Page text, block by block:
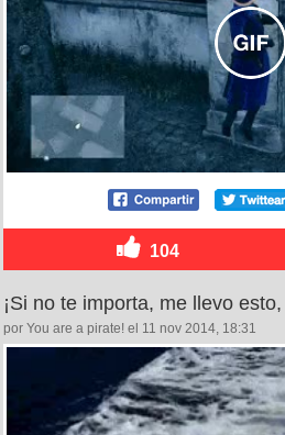
104
¡Si no te importa, me llevo
por You are a pirate! el 11 nov 2014, 18:31